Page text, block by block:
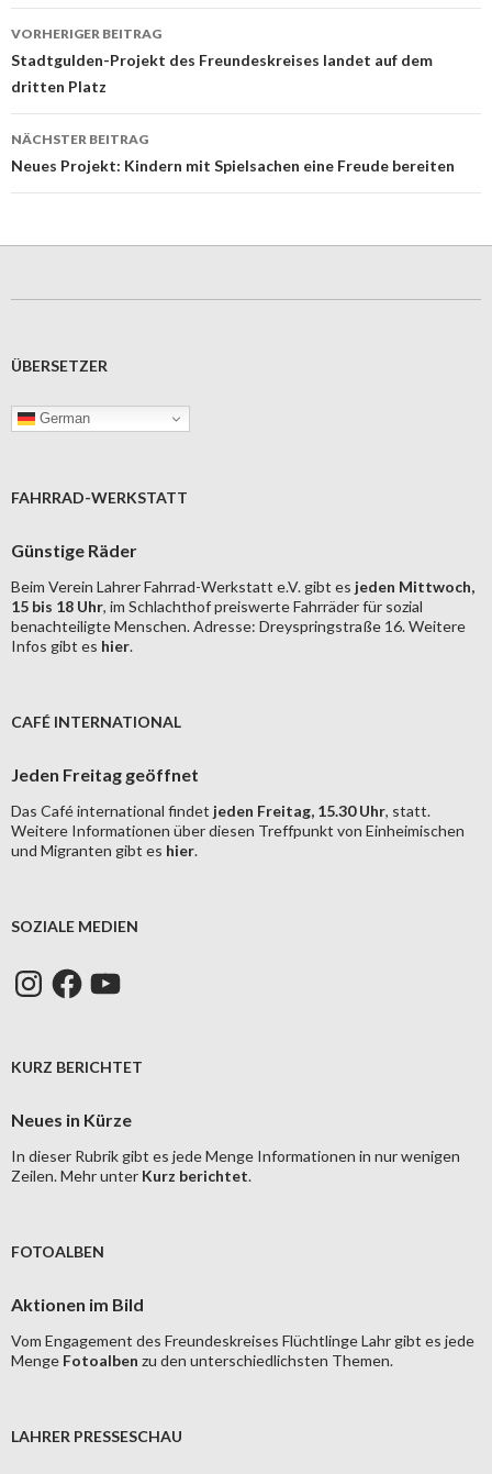
Beitrags-
Navigation
VORHERIGER BEITRAG
Stadtgulden-Projekt des Freundeskreises landet auf dem
dritten Platz
NÄCHSTER BEITRAG
Neues Projekt: Kindern mit Spielsachen eine Freude bereiten
ÜBERSETZER
German
FAHRRAD-WERKSTATT
Günstige Räder
Beim Verein Lahrer Fahrrad-Werkstatt e.V. gibt es jeden Mittwoch,
15 bis 18 Uhr, im Schlachthof preiswerte Fahrräder für sozial
benachteiligte Menschen. Adresse: Dreyspringstraße 16. Weitere
Infos gibt es hier.
CAFÉ INTERNATIONAL
Jeden Freitag geöffnet
Das Café international findet jeden Freitag, 15.30 Uhr, statt.
Weitere Informationen über diesen Treffpunkt von Einheimischen
und Migranten gibt es hier.
SOZIALE MEDIEN
InstagramFacebookYouTube
KURZ BERICHTET
Neues in Kürze
In dieser Rubrik gibt es jede Menge Informationen in nur wenigen
Zeilen. Mehr unter Kurz berichtet.
FOTOALBEN
Aktionen im Bild
Vom Engagement des Freundeskreises Flüchtlinge Lahr gibt es jede
Menge Fotoalben zu den unterschiedlichsten Themen.
LAHRER PRESSESCHAU